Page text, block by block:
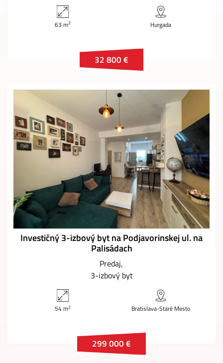
63 m2 Hurgada
32 800 €
Investičný 3-izbový byt na Podjavorinskej ul. na
Palisádach
Predaj
3-izbový byt
54 m2 Bratislava-Staré Mesto
299 000 €